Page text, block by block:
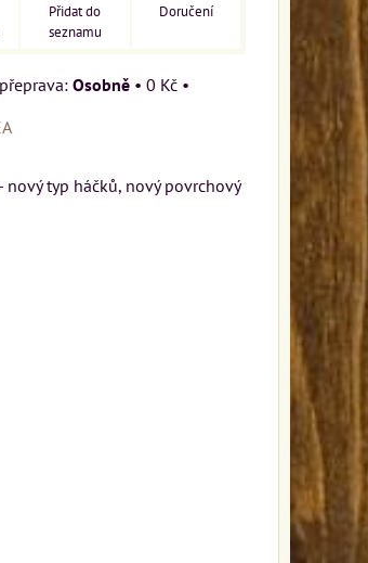
Přidat do
seznamu
Doručení
Osobně • 0 Kč •
typ háčků, nový povrchový